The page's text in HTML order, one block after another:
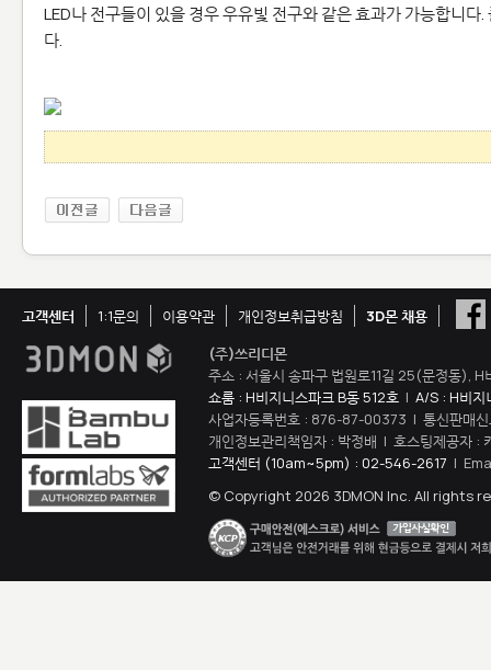
LED나 전구들이 있을 경우 우유빛 전구와 같은 효과가 가능합니다
다.
고객센터 1:1문의 이용약관 개인정보취급방침
3D몬 채용
(주)쓰리디몬
주소 : 서울시 송파구 법원로11길 25(문정동),
쇼룸 : H비지니스파크 B동 512호 | A/S : H비지
사업자등록번호 : 876-87-00373 | 통신판매
개인정보관리책임자 : 박정배 | 호스팅제공자 :
고객센터 (10am~5pm) : 02-546-2617 |
© Copyright 2026 3DMON Inc. All rights